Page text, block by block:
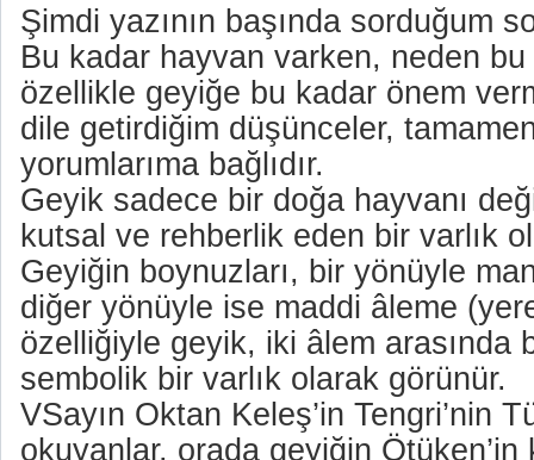
Şimdi yazının başında sorduğum
Bu kadar hayvan varken, neden
özellikle geyiğe bu kadar önem
dile getirdiğim düşünceler,
yorumlarıma bağlıdır.
Geyik sadece bir doğa hayvanı
kutsal ve rehberlik eden bir varlık
Geyiğin boynuzları, bir yönüyle
diğer yönüyle ise maddi âleme
özelliğiyle geyik, iki âlem arasında
sembolik bir varlık olarak görünür.
VSayın Oktan Keleş’in Tengri’nin
okuyanlar, orada geyiğin Ötüken’in